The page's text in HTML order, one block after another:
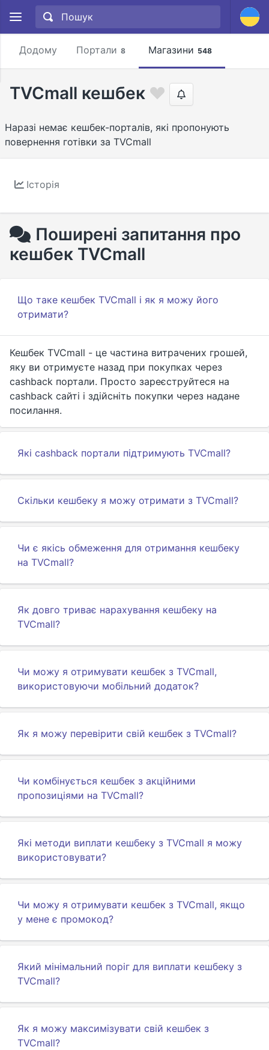
Додому Портали 8 Магазини 548
TVCmall кешбек
Наразі немає кешбек-порталів, які пропонують
повернення готівки за TVCmall
Історія
Поширені запитання про
кешбек TVCmall
Що таке кешбек TVCmall і як я можу його
отримати?
Кешбек TVCmall - це частина витрачених грошей,
яку ви отримуєте назад при покупках через
cashback портали. Просто зареєструйтеся на
cashback сайті і здійсніть покупки через надане
посилання.
Які cashback портали підтримують TVCmall?
Скільки кешбеку я можу отримати з TVCmall?
Чи є якісь обмеження для отримання кешбеку
на TVCmall?
Як довго триває нарахування кешбеку на
TVCmall?
Чи можу я отримувати кешбек з TVCmall,
використовуючи мобільний додаток?
Як я можу перевірити свій кешбек з TVCmall?
Чи комбінується кешбек з акційними
пропозиціями на TVCmall?
Які методи виплати кешбеку з TVCmall я можу
використовувати?
Чи можу я отримувати кешбек з TVCmall, якщо
у мене є промокод?
Який мінімальний поріг для виплати кешбеку з
TVCmall?
Як я можу максимізувати свій кешбек з
TVCmall?